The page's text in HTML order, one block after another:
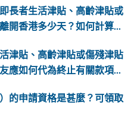
長者生活津貼、高齡津貼或
開香港多少天？如何計算...
津貼、高齡津貼或傷殘津貼
應如何代為終止有關款項...
的申請資格是甚麼？可領取